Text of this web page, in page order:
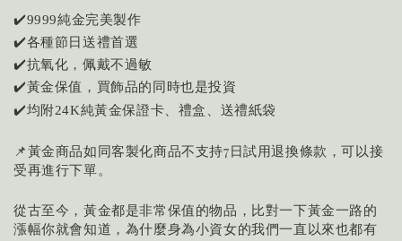
✔️9999純金完美製作
✔️各種節日送禮首選
✔️抗氧化，佩戴不過敏
✔️黃金保值，買飾品的同時也是投資
✔️均附24K純黃金保證卡、禮盒、送禮紙袋
📌黃金商品如同客製化商品不支持7日試用退換條款，可以接
受再進行下單。
從古至今，黃金都是非常保值的物品，比對一下黃金一路的
漲幅你就會知道，為什麼身為小資女的我們一直以來也都有